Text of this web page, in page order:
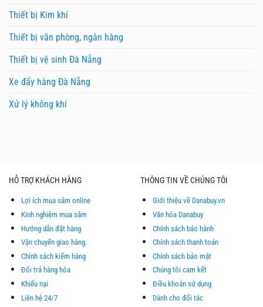
Thiết bị Kim khí
Thiết bị văn phòng, ngân hàng
Thiết bị vệ sinh Đà Nẵng
Xe đẩy hàng Đà Nẵng
Xử lý không khí
HỖ TRỢ KHÁCH HÀNG
Lợi ích mua sắm online
Kinh nghiệm mua sắm
Hướng dẫn đặt hàng
Vận chuyển giao hàng.
Chính sách kiểm hàng
Đổi trả hàng hóa
Khiếu nại
Liên hệ 24/7
THÔNG TIN VỀ CHÚNG TÔI
Giới thiệu về Danabuy.vn
Văn hóa Danabuy
Chính sách bảo hành
Chính sách thanh toán
Chính sách bảo mật
Chúng tôi cam kết
Điều khoản sử dụng
Dành cho đối tác